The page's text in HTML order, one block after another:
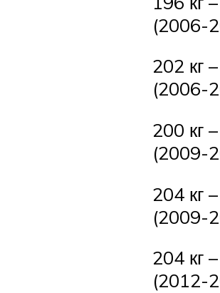
(2006-
202 кг
(2006-
200 кг
(2009-
204 кг
(2009-
204 кг
(2012-